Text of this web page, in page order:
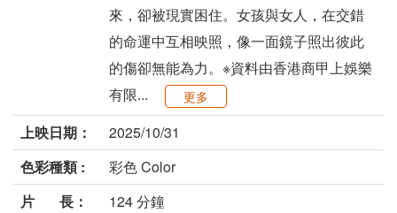
來，卻被現實困住。女孩與女人，在交錯
的命運中互相映照，像一面鏡子照出彼此
的傷卻無能為力。※資料由香港商甲上娛樂
有限...
更多
上映日期：
2025/10/31
色彩種類 :
彩色 Color
片 長：
124 分鐘